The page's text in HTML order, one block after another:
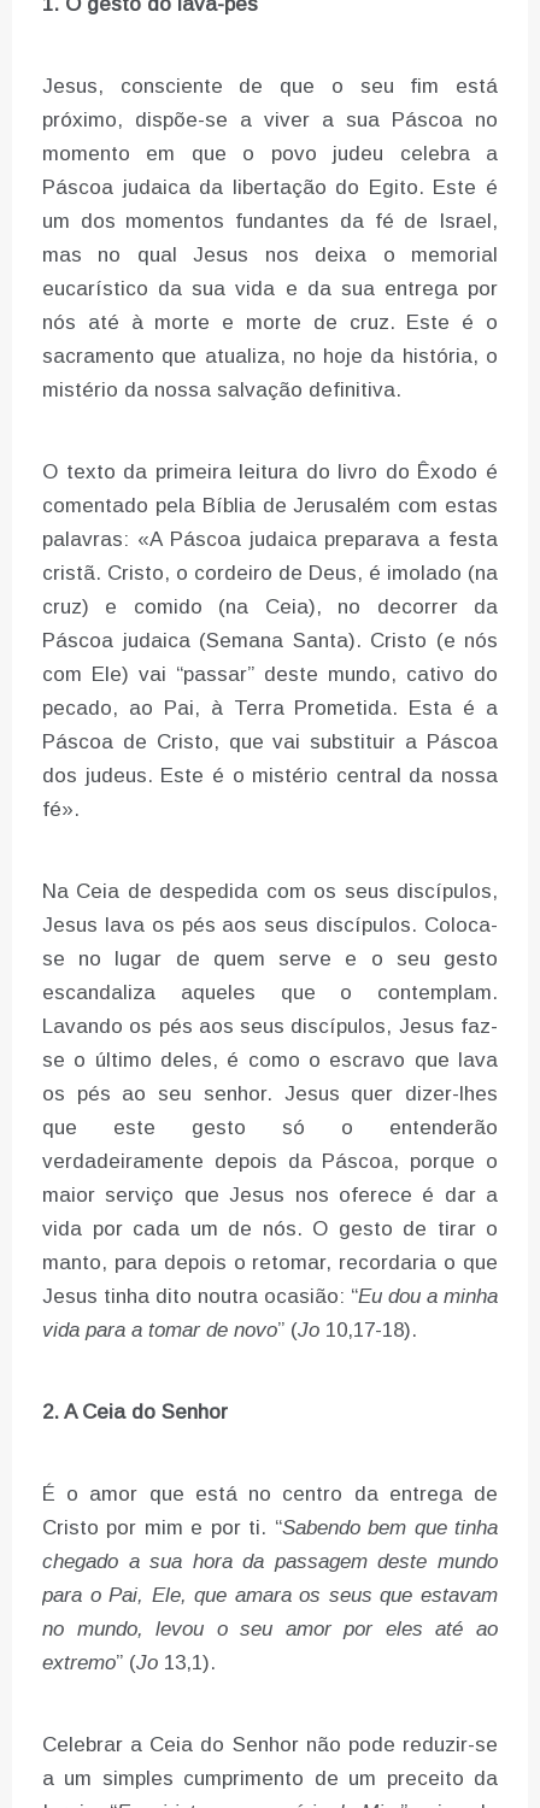
Jesus, consciente de que o seu fim está
próximo, dispõe-se a viver a sua Páscoa no
momento em que o povo judeu celebra a
Páscoa judaica da libertação do Egito. Este é
um dos momentos fundantes da fé de Israel,
mas no qual Jesus nos deixa o memorial
eucarístico da sua vida e da sua entrega por
nós até à morte e morte de cruz. Este é o
sacramento que atualiza, no hoje da história, o
mistério da nossa salvação definitiva.
O texto da primeira leitura do livro do Êxodo é
comentado pela Bíblia de Jerusalém com estas
palavras: «A Páscoa judaica preparava a festa
cristã. Cristo, o cordeiro de Deus, é imolado (na
cruz) e comido (na Ceia), no decorrer da
Páscoa judaica (Semana Santa). Cristo (e nós
com Ele) vai “passar” deste mundo, cativo do
pecado, ao Pai, à Terra Prometida. Esta é a
Páscoa de Cristo, que vai substituir a Páscoa
dos judeus. Este é o mistério central da nossa
fé».
Na Ceia de despedida com os seus discípulos,
Jesus lava os pés aos seus discípulos. Coloca-
se no lugar de quem serve e o seu gesto
escandaliza aqueles que o contemplam.
Lavando os pés aos seus discípulos, Jesus faz-
se o último deles, é como o escravo que lava
os pés ao seu senhor. Jesus quer dizer-lhes
que este gesto só o entenderão
verdadeiramente depois da Páscoa, porque o
maior serviço que Jesus nos oferece é dar a
vida por cada um de nós. O gesto de tirar o
manto, para depois o retomar, recordaria o que
Jesus tinha dito noutra ocasião: “Eu dou a minha
vida para a tomar de novo” (Jo 10,17-18).
2. A Ceia do Senhor
É o amor que está no centro da entrega de
Cristo por mim e por ti. “Sabendo bem que tinha
chegado a sua hora da passagem deste mundo
para o Pai, Ele, que amara os seus que estavam
no mundo, levou o seu amor por eles até ao
extremo” (Jo 13,1).
Celebrar a Ceia do Senhor não pode reduzir-se
a um simples cumprimento de um preceito da